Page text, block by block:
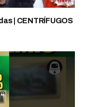
| CENTRÍFUGOS